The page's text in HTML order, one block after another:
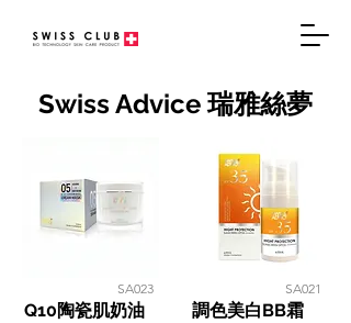
Swiss Advice 瑞雅絲夢
Q10陶瓷肌奶油
SA023
調色美白BB霜
SA021